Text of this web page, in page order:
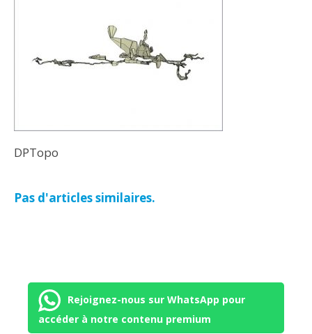
DPTopo
Pas d'articles similaires.
Rejoignez-nous sur WhatsApp pour
accéder à notre contenu premium